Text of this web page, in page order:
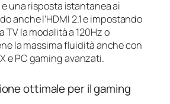
una risposta istantanea ai
anche l’HDMI 2.1 e impostando
TV la modalità a 120Hz o
la massima fluidità anche con
e PC gaming avanzati.
ottimale per il gaming